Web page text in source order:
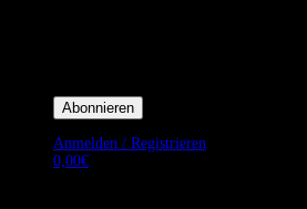
Anmelden / Registrieren
0,00€